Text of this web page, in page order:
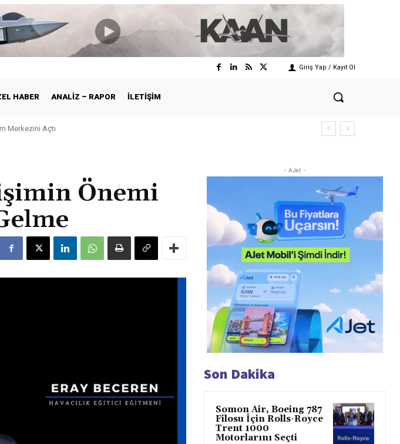
Giriş Yap / Kayıt Ol
HABER ANALIZ – RAPOR İLETIŞIM
Merkezini Açtı
Önemi
- AJet -
Son Dakika
Somon Air, Boeing 787
Filosu İçin Rolls-Royce
Trent 1000
Motorlarını Seçti